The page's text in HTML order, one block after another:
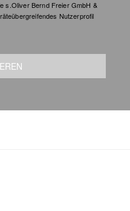
s.Oliver Bernd Freier GmbH &
Nutzerprofil